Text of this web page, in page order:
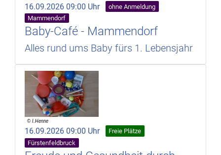
16.09.2026 09:00 Uhr
ohne Anmeldung
Mammendorf
Baby-Café - Mammendorf
Alles rund ums Baby fürs 1. Lebensjahr
16.09.2026 09:00 Uhr
Freie Plätze
Fürstenfeldbruck